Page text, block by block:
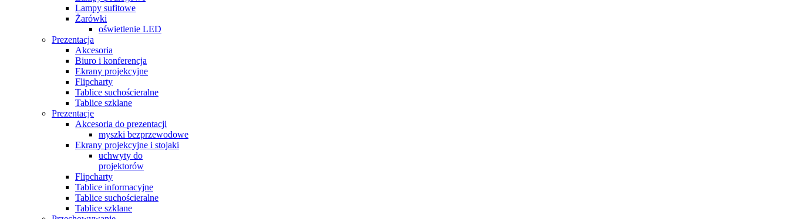
Lampy sufitowe
Żarówki
oświetlenie LED
Prezentacja
Akcesoria
Biuro i konferencja
Ekrany projekcyjne
Flipcharty
Tablice suchościeralne
Tablice szklane
Prezentacje
Akcesoria do prezentacji
myszki bezprzewodowe
Ekrany projekcyjne i stojaki
uchwyty do
projektorów
Flipcharty
Tablice informacyjne
Tablice suchościeralne
Tablice szklane